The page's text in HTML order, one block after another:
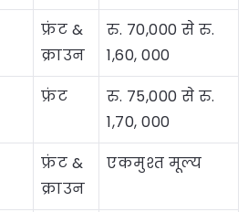
फ्रंट &
क्राउन
रु. 70,000 से रु.
1,60, 000
फ्रंट
रु. 75,000 से रु.
1,70, 000
फ्रंट &
क्राउन
एकमुश्त मूल्य